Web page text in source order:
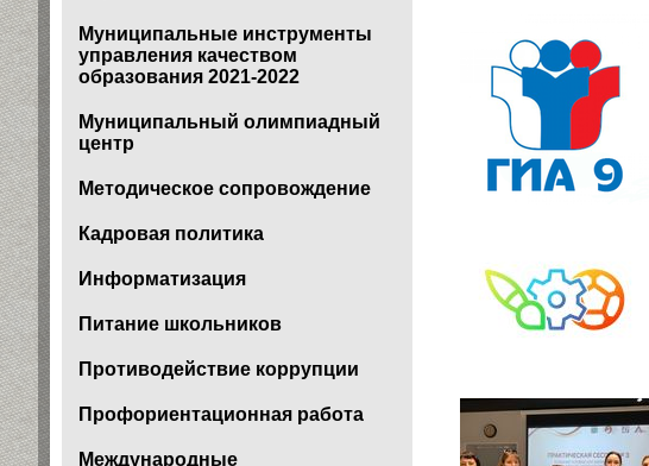
Муниципальные инструменты
управления качеством
образования 2021-2022
Муниципальный олимпиадный
центр
Методическое сопровождение
Кадровая политика
Информатизация
Питание школьников
Противодействие коррупции
Профориентационная работа
Международные